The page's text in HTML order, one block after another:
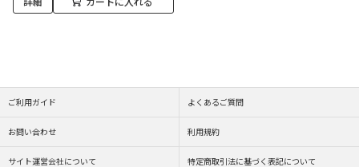
ご利用ガイド よくあるご質問
お問い合わせ 利用規約
サイト運営会社について 特定商取引法に基づく表記について